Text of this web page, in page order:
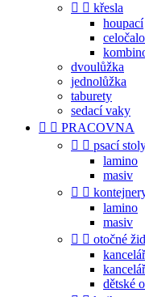
  křesla
houpací
dvoulůžka
jednolůžka
taburety
sedací vaky
  PRACOVNA
  psací
lamino
masiv
 
lamino
masiv
  otočné
dětské